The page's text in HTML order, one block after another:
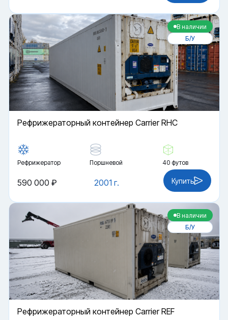
В наличии
Б/У
Рефрижераторный контейнер Carrier RHC
Рефрижератор Поршневой 40 футов
2001 г.
590 000 ₽ Купить
В наличии
Б/У
Рефрижераторный контейнер Carrier REF